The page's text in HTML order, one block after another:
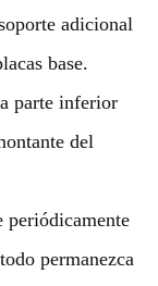
adicional
base.
parte inferior
del
periódicamente
permanezca